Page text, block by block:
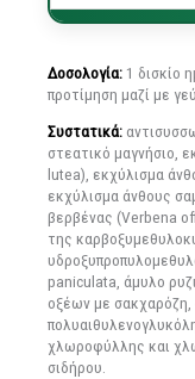
Δοσολογία: 1 δισκίο
προτίμηση μαζί με
Συστατικά:
στεατικό μαγνήσιο,
lutea), εκχύλισμα
εκχύλισμα άνθους
βερβένας (Verbena
της
paniculata, άμυλο
οξέων με σακχαρόζη,
χλωροφύλλης και
σιδήρου.